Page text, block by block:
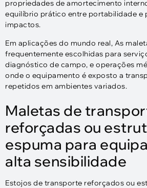
propriedades de amortecimento
equilíbrio prático entre portabilidade e
impactos.
Em aplicações do mundo real, As
frequentemente escolhidas para
diagnóstico de campo, e operações
onde o equipamento é exposto a
repetidos em ambientes variados.
Maletas de
reforçadas ou
espuma para
alta sensibilidade
Estojos de transporte reforçados ou